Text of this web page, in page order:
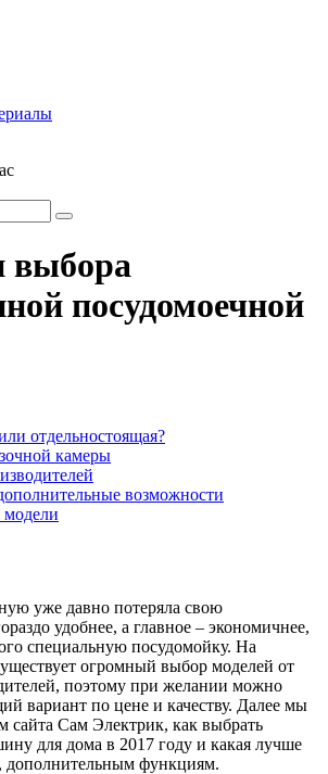
выбора
посудомоечной
отдельностоящая?
камеры
возможности
уже давно потеряла свою
удобнее, а главное – экономичнее,
специальную посудомойку. На
огромный выбор моделей от
поэтому при желании можно
вариант по цене и качеству. Далее мы
сайта Сам Электрик, как выбрать
для дома в 2017 году и какая лучше
дополнительным функциям.